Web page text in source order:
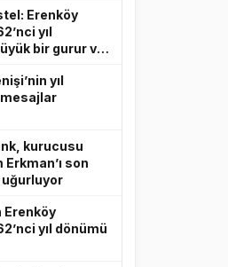
DEVAM
Erenköy
yıl
bir gurur ve
yıl
kurucusu
Erkman’ı son
Erenköy
yıl dönümü